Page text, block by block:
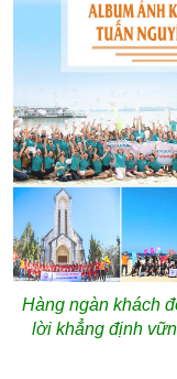
Hàng ngàn khách
lời khẳng định